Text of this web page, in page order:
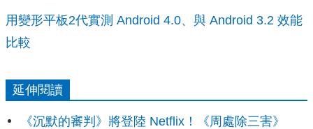
用變形平板2代實測 Android 4.0、與 Android 3.2 效能
比較
延伸閱讀
《沉默的審判》將登陸 Netflix！《周處除三害》